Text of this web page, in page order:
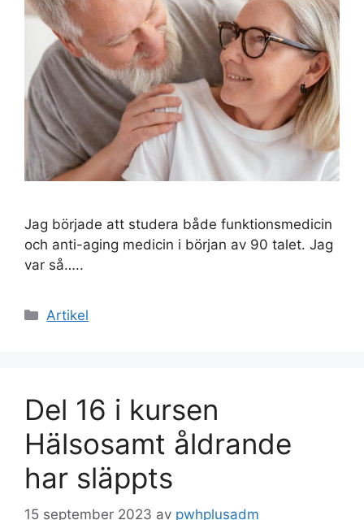
Jag började att studera både funktionsmedicin
och anti-aging medicin i början av 90 talet. Jag
var så…..
Kategorier
Artikel
Del 16 i kursen
Hälsosamt åldrande
har släppts
15 september 2023 av pwhplusadm